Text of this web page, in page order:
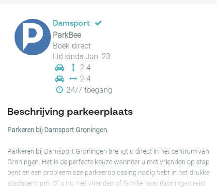
Damsport
ParkBee
Boek direct
Lid sinds Jan '23
2.4
2.4
24/7 toegang
Beschrijving parkeerplaats
Parkeren bij Damsport Groningen.
Parkeren bij Damsport Groningen brengt u direct in het centrum van
Groningen. Het is de perfecte keuze wanneer u met vrienden op stap
bent en een probleemloze parkeeroplossing nodig hebt in het drukke
stadscentrum. Of u nu met vrienden of familie naar Groningen reist